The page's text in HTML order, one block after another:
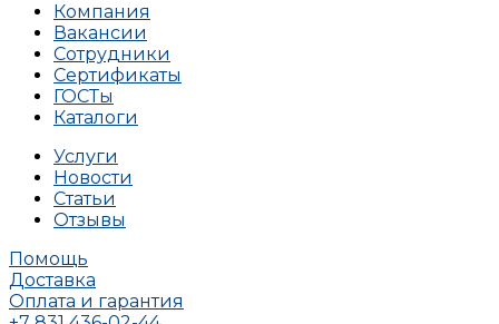
Компания
Вакансии
Сотрудники
Сертификаты
ГОСТы
Каталоги
Услуги
Новости
Статьи
Отзывы
Помощь
Доставка
Оплата и гарантия